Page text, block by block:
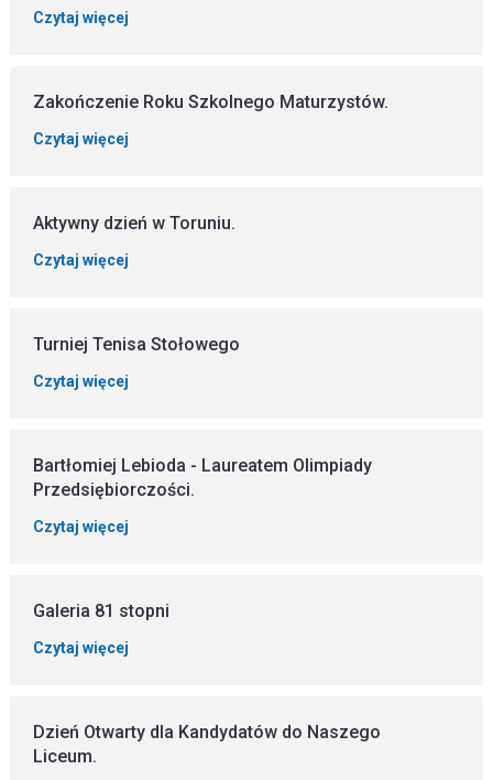
Czytaj więcej
Zakończenie Roku Szkolnego Maturzystów.
Czytaj więcej
Aktywny dzień w Toruniu.
Czytaj więcej
Turniej Tenisa Stołowego
Czytaj więcej
Bartłomiej Lebioda - Laureatem Olimpiady
Przedsiębiorczości.
Czytaj więcej
Galeria 81 stopni
Czytaj więcej
Dzień Otwarty dla Kandydatów do Naszego
Liceum.